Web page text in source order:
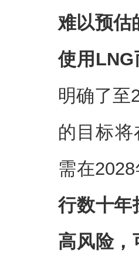
难以预估
使用
明确了至
的目标
需在
行数十年
高风险，